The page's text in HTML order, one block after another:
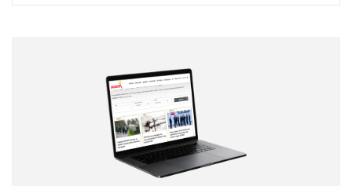
Correo electrónico
Tipo de comentario